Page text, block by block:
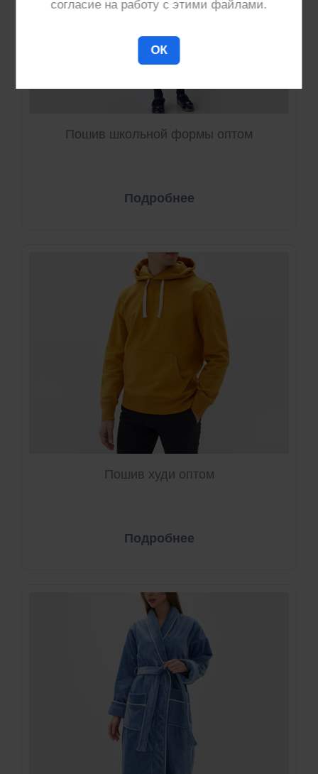
Пошив школьной формы оптом
Подробнее
Пошив худи оптом
Подробнее
согласие на работу с этими файлами.
ОК